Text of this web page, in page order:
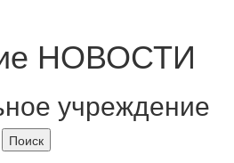
НОВОСТИ
учреждение